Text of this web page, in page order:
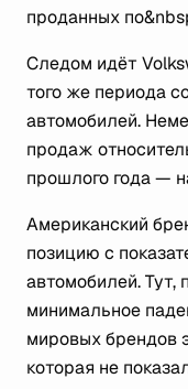
проданных
Следом идёт
того же периода
автомобилей.
продаж
прошлого года —
Американский
позицию с
автомобилей. Тут,
минимальное
мировых брендов
которая не